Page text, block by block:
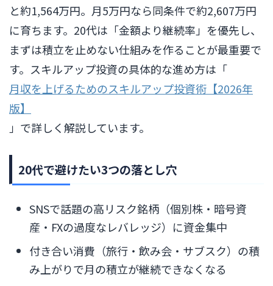
と約1,564万円。月5万円なら同条件で約2,607万円
に育ちます。20代は「金額より継続率」を優先し、
まずは積立を止めない仕組みを作ることが最重要で
す。スキルアップ投資の具体的な進め方は「
月収を上げるためのスキルアップ投資術【2026年
版】
」で詳しく解説しています。
20代で避けたい3つの落とし穴
SNSで話題の高リスク銘柄（個別株・暗号資
産・FXの過度なレバレッジ）に資金集中
付き合い消費（旅行・飲み会・サブスク）の積
み上がりで月の積立が継続できなくなる